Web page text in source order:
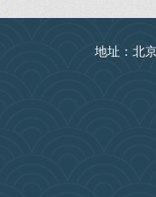
地址：北